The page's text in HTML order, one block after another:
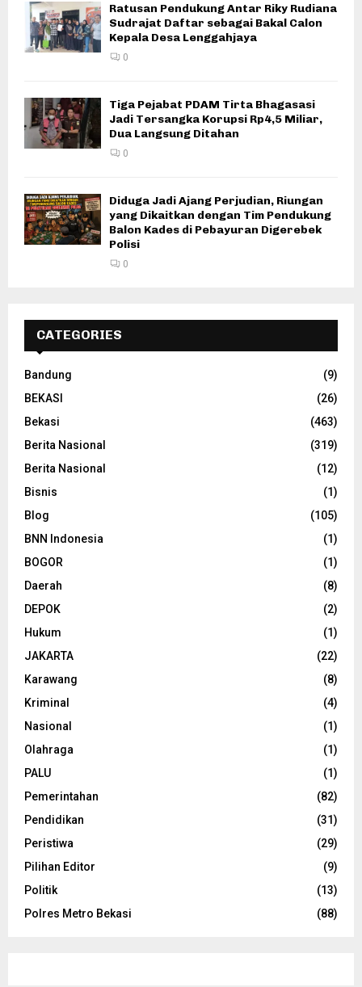
Ratusan Pendukung Antar Riky Rudiana
Sudrajat Daftar sebagai Bakal Calon
Kepala Desa Lenggahjaya
0
Tiga Pejabat PDAM Tirta Bhagasasi
Jadi Tersangka Korupsi Rp4,5 Miliar,
Dua Langsung Ditahan
0
Diduga Jadi Ajang Perjudian, Riungan
yang Dikaitkan dengan Tim Pendukung
Balon Kades di Pebayuran Digerebek
Polisi
0
CATEGORIES
Bandung
(9)
BEKASI
(26)
Bekasi
(463)
Berita Nasional
(319)
Berita Nasional
(12)
Bisnis
(1)
Blog
(105)
BNN Indonesia
(1)
BOGOR
(1)
Daerah
(8)
DEPOK
(2)
Hukum
(1)
JAKARTA
(22)
Karawang
(8)
Kriminal
(4)
Nasional
(1)
Olahraga
(1)
PALU
(1)
Pemerintahan
(82)
Pendidikan
(31)
Peristiwa
(29)
Pilihan Editor
(9)
Politik
(13)
Polres Metro Bekasi
(88)